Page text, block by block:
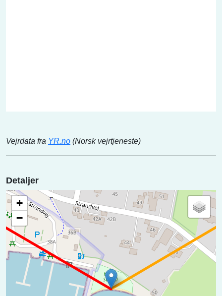
Vejrdata fra YR.no (Norsk vejrtjeneste)
Detaljer
+
−